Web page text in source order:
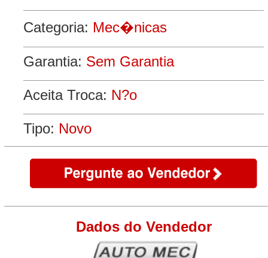
Categoria: Mec�nicas
Garantia: Sem Garantia
Aceita Troca: N?o
Tipo: Novo
Dados do Vendedor